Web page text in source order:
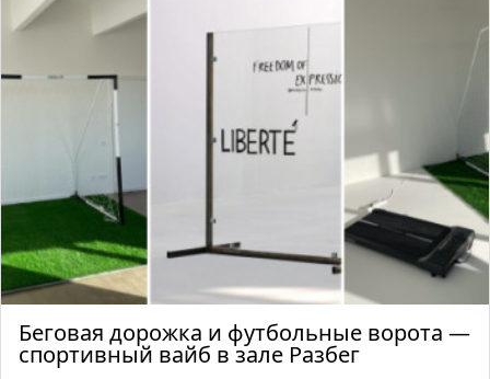
Беговая дорожка и футбольные ворота —
спортивный вайб в зале Разбег